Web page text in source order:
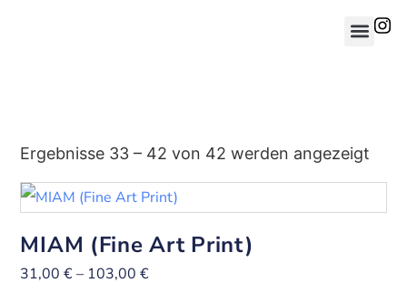
Ergebnisse 33 – 42 von 42 werden angezeigt
MIAM (Fine Art Print)
31,00€– 103,00€